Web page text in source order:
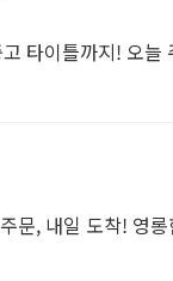
타이틀까지! 오늘
문, 내일 도착! 영